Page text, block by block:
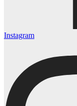
Instagram